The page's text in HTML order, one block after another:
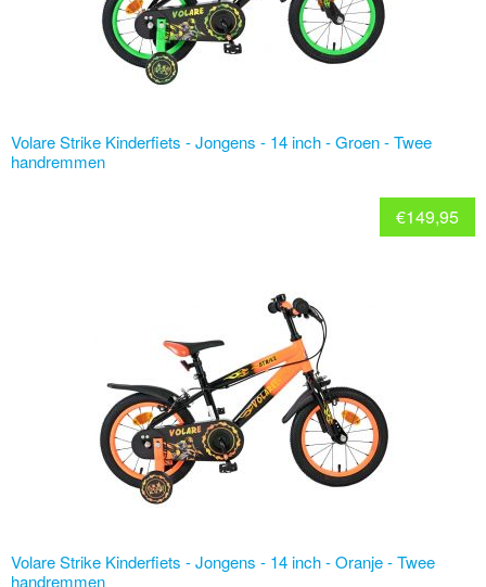
Volare Strike Kinderfiets - Jongens - 14 inch - Groen - Twee
handremmen
€149,95
Volare Strike Kinderfiets - Jongens - 14 inch - Oranje - Twee
handremmen